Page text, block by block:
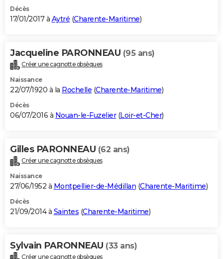
Décès
17/01/2017 à Aytré (Charente-Maritime)
Jacqueline PARONNEAU (95 ans)
Créer une cagnotte obsèques
Naissance
22/07/1920 à la Rochelle (Charente-Maritime)
Décès
06/07/2016 à Nouan-le-Fuzelier(Loir-et-Cher)
Gilles PARONNEAU (62 ans)
Créer une cagnotte obsèques
Naissance
27/06/1952 à Montpellier-de-Médillan (Charente-Maritime)
Décès
21/09/2014 à Saintes (Charente-Maritime)
Sylvain PARONNEAU (33 ans)
Créer une cagnotte obsèques